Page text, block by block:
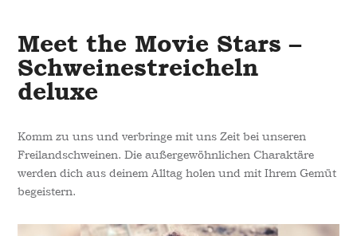
Meet the Movie Stars –
Schweinestreicheln
deluxe
Komm zu uns und verbringe mit uns Zeit bei unseren
Freilandschweinen. Die außergewöhnlichen Charaktäre
werden dich aus deinem Alltag holen und mit Ihrem Gemüt
begeistern.